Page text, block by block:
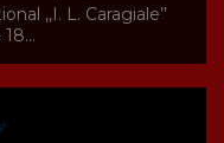
,,I. L. Caragiale’’